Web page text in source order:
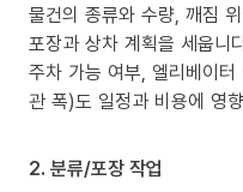
물건의 종류와 수량, 깨짐
포장과 상차 계획을 세웁니
주차 가능 여부, 엘리베이
관 폭)도 일정과 비용에 영
2. 분류/포장 작업